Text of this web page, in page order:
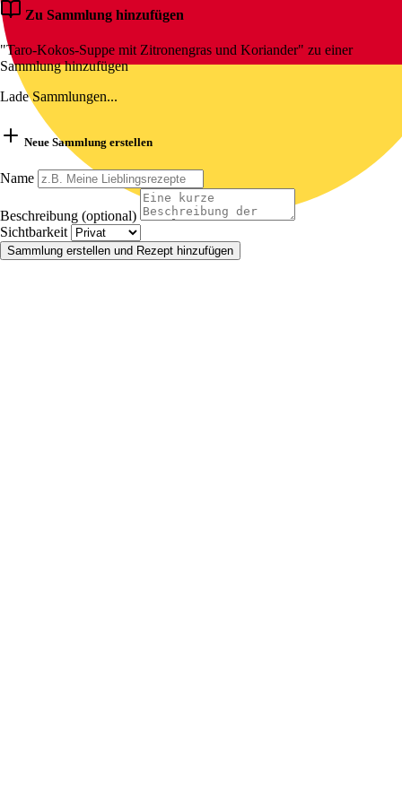
Zu Sammlung hinzufügen
"Taro-Kokos-Suppe mit Zitronengras und Koriander" zu einer
Sammlung hinzufügen
Lade Sammlungen...
Neue Sammlung erstellen
Name
Beschreibung (optional)
Sichtbarkeit
Sammlung erstellen und Rezept hinzufügen